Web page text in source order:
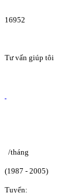
16952
Tư vấn giúp tôi
/tháng
(1987 - 2005)
Tuyển: